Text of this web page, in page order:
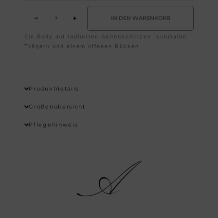
IN DEN WARENKORB
Ein Body mit taillierten Seitenschlitzen, schmalen
Trägern und einem offenen Rücken.
Produktdetails
Größenübersicht
Pflegehinweis